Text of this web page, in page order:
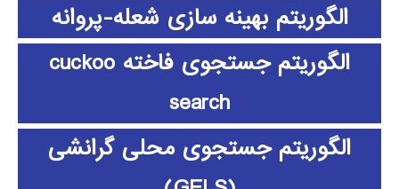
الگوریتم بهینه سازی شعله-پروانه
الگوریتم جستجوی فاخته cuckoo
search
الگوریتم جستجوی محلی گرانشی